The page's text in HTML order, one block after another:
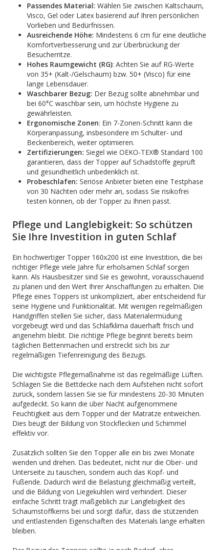
Passendes Material: Wählen Sie zwischen Kaltschaum,
Visco, Gel oder Latex basierend auf Ihren persönlichen
Vorlieben und Bedürfnissen.
Ausreichende Höhe: Mindestens 6 cm für eine deutliche
Komfortverbesserung und zur Überbrückung der
Besucherritze.
Hohes Raumgewicht (RG): Achten Sie auf RG-Werte
von 35+ (Kalt-/Gelschaum) bzw. 50+ (Visco) für eine
lange Lebensdauer.
Waschbarer Bezug: Der Bezug sollte abnehmbar und
bei 60°C waschbar sein, um höchste Hygiene zu
gewährleisten.
Ergonomische Zonen: Ein 7-Zonen-Schnitt kann die
Körperanpassung, insbesondere im Schulter- und
Beckenbereich, weiter optimieren.
Zertifizierungen: Siegel wie OEKO-TEX® Standard 100
garantieren, dass der Topper auf Schadstoffe geprüft
und gesundheitlich unbedenklich ist.
Probeschlafen: Seriöse Anbieter bieten eine Testphase
von 30 Nächten oder mehr an, sodass Sie risikofrei
testen können, ob der Topper zu Ihnen passt.
Pflege und Langlebigkeit: So schützen
Sie Ihre Investition in guten Schlaf
Ein hochwertiger Topper 160x200 ist eine Investition, die bei
richtiger Pflege viele Jahre für erholsamen Schlaf sorgen
kann. Als Hausbesitzer sind Sie es gewohnt, vorausschauend
zu planen und den Wert Ihrer Anschaffungen zu erhalten. Die
Pflege eines Toppers ist unkompliziert, aber entscheidend für
seine Hygiene und Funktionalität. Mit wenigen regelmäßigen
Handgriffen stellen Sie sicher, dass Materialermüdung
vorgebeugt wird und das Schlafklima dauerhaft frisch und
angenehm bleibt. Die richtige Pflege beginnt bereits beim
täglichen Bettenmachen und erstreckt sich bis zur
regelmäßigen Tiefenreinigung des Bezugs.
Die wichtigste Pflegemaßnahme ist das regelmäßige Lüften.
Schlagen Sie die Bettdecke nach dem Aufstehen nicht sofort
zurück, sondern lassen Sie sie für mindestens 20-30 Minuten
aufgedeckt. So kann die über Nacht aufgenommene
Feuchtigkeit aus dem Topper und der Matratze entweichen.
Dies beugt der Bildung von Stockflecken und Schimmel
effektiv vor.
Zusätzlich sollten Sie den Topper alle ein bis zwei Monate
wenden und drehen. Das bedeutet, nicht nur die Ober- und
Unterseite zu tauschen, sondern auch das Kopf- und
Fußende. Dadurch wird die Belastung gleichmäßig verteilt,
und die Bildung von Liegekuhlen wird verhindert. Dieser
einfache Schritt trägt maßgeblich zur Langlebigkeit des
Schaumstoffkerns bei und sorgt dafür, dass die stützenden
und entlastenden Eigenschaften des Materials lange erhalten
bleiben.